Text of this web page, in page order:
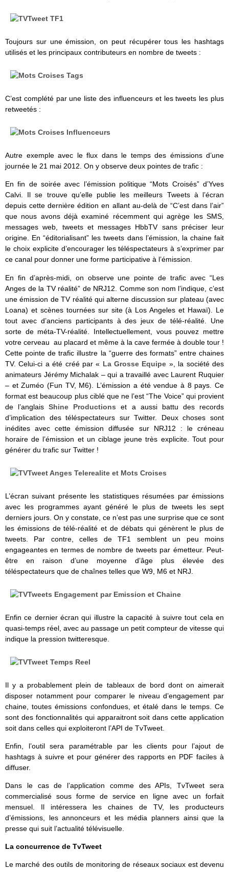
Toujours sur une émission, on peut récupérer tous les hashtags
utilisés et les principaux contributeurs en nombre de tweets :
C’est complété par une liste des influenceurs et les tweets les plus
retweetés :
Autre exemple avec le flux dans le temps des émissions d’une
journée le 21 mai 2012. On y observe deux pointes de trafic :
En fin de soirée avec l’émission politique “Mots Croisés” d’Yves
Calvi. Il se trouve qu’elle publie les meilleurs Tweets à l’écran
depuis cette dernière édition en allant au-delà de “C’est dans l’air”
que nous avons déjà examiné récemment qui agrège les SMS,
messages web, tweets et messages HbbTV sans préciser leur
origine. En “éditorialisant” les tweets dans l’émission, la chaine fait
le choix explicite d’encourager les téléspectateurs à s’exprimer par
ce canal pour donner une forme participative à l’émission.
En fin d’après-midi, on observe une pointe de trafic avec “Les
Anges de la TV réalité” de NRJ12. Comme son nom l’indique, c’est
une émission de TV réalité qui alterne discussion sur plateau (avec
Loana) et scènes tournées sur site (à Los Angeles et Hawaï). Le
tout avec d’anciens participants à des jeux de télé-réalité. Une
sorte de méta-TV-réalité. Intellectuellement, vous pouvez mettre
votre cerveau au placard et même à la cave fermée à double tour !
Cette pointe de trafic illustre la “guerre des formats” entre chaines
TV. Celui-ci a été créé par « La Grosse Equipe », la société des
animateurs Jérémy Michalak – qui a travaillé avec Laurent Ruquier
– et Zuméo (Fun TV, M6). L’émission a été vendue à 8 pays. Ce
format est beaucoup plus ciblé que ne l’est “The Voice” qui provient
de l’anglaisShine Productions et a aussi battu des records
d’implication des téléspectateurs sur Twitter. Deux choses sont
inédites avec cette émission diffusée sur NRJ12 : le créneau
horaire de l’émission et un ciblage jeune très explicite. Tout pour
générer du trafic sur Twitter !
L’écran suivant présente les statistiques résumées par émissions
avec les programmes ayant généré le plus de tweets les sept
derniers jours. On y constate, ce n’est pas une surprise que ce sont
les émissions de télé-réalité et de débats qui génèrent le plus de
tweets. Par contre, celles de TF1 semblent un peu moins
engageantes en termes de nombre de tweets par émetteur. Peut-
être en raison d’une moyenne d’âge plus élevée des
téléspectateurs que de chaînes telles que W9, M6 et NRJ.
Enfin ce dernier écran qui illustre la capacité à suivre tout cela en
quasi-temps réel, avec au passage un petit compteur de vitesse qui
indique la pression twitteresque.
Il y a probablement plein de tableaux de bord dont on aimerait
disposer notamment pour comparer le niveau d’engagement par
chaine, toutes émissions confondues, et étalé dans le temps. Ce
sont des fonctionnalités qui apparaitront soit dans cette application
soit dans celles qui exploiteront l’API de TvTweet.
Enfin, l’outil sera paramétrable par les clients pour l’ajout de
hashtags à suivre et pour générer des rapports en PDF faciles à
diffuser.
Dans le cas de l’application comme des APIs, TvTweet sera
commercialisé sous forme de service en ligne avec un forfait
mensuel. Il intéressera les chaines de TV, les producteurs
d’émissions, les annonceurs et les média planners ainsi que la
presse qui suit l’actualité télévisuelle.
La concurrence de TvTweet
Le marché des outils de monitoring de réseaux sociaux est devenu